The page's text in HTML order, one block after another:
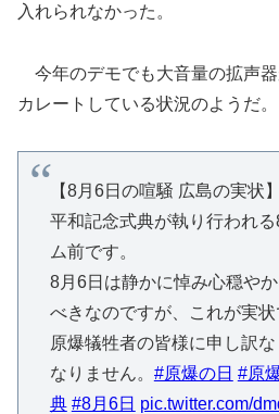
入れられなかった。
今年のデモでも大音量の拡声
カレートしている状況のようだ。
【8月6日の喧騒 広島の実状】
平和記念式典が執り行われ
ム前です。
8月6日は静かに悼み心穏や
べきなのですが、これが実状
原爆犠牲者の皆様に申し訳
なりません。 #原爆の日 #原
典 #8月6日 pic.twitter.com/